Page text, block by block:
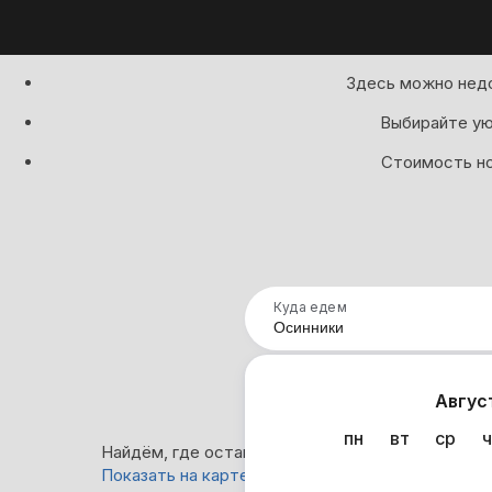
Здесь можно
Выбирайте
Стоимость
Куда едем
пн
вт ср
Найдём, где остановиться в Осинниках: 0
Показать на карте